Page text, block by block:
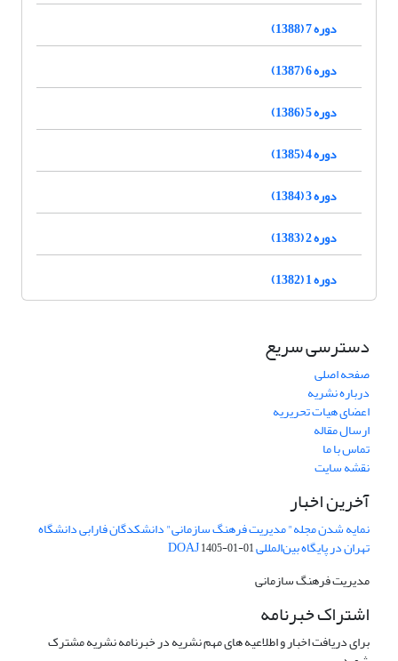
دوره 7 (1388)
دوره 6 (1387)
دوره 5 (1386)
دوره 4 (1385)
دوره 3 (1384)
دوره 2 (1383)
دوره 1 (1382)
دسترسی سریع
صفحه اصلی
درباره نشریه
اعضای هیات تحریریه
ارسال مقاله
تماس با ما
نقشه سایت
آخرین اخبار
نمایه شدن مجله" مدیریت فرهنگ سازمانی" دانشکدگان فارابی دانشگاه
تهران در پایگاه بین‌المللی DOAJ1405-01-01
مدیریت فرهنگ سازمانی
اشتراک خبرنامه
برای دریافت اخبار و اطلاعیه های مهم نشریه در خبرنامه نشریه مشترک